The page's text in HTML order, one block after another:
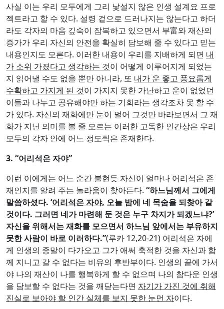
사실 이는 우리 모두에게 그리 낯설지 않은 인생 설계요 프로
젝트라고 할 수 있다. 설령 겉으로 드러나지는 않는다고 하더
라도 각자의 마음 깊숙이 잠복하고 있으면서 부富와 재산의
증가가 우리 자신의 안전을 확실히 담보해 줄 수 있다고 믿는
내용인지도 모른다. 이러한 내용이 우리를 지배하게 되면 내
가 소위 가졌다고 생각하는 것이 어떻게 이루어지게 되었는
지 읽어낼 수도 없을 뿐만 아니라, 또 내가 운 좋고 풍요롭게
수확하고 가지게 된 것이 가지지 못한 가난하고 운이 없었던
이들과 나누고 공유해야만 하는 기회라는 생각조차 못 할 수
가 있다. 자신의 재화에만 눈이 멀어 그것만 바라보면서 그 재
화가 지닌 의미를 볼 줄 모르는 이러한 고독한 인간상은 우리
모두의 각자 안에 어느 정도씩은 존재한다.
3. “어리석은 자야”
이런 이에게는 어느 순간 불현듯 자신이 얼마나 어리석은 존
재인지를 알려 주는 놀라움이 찾아든다. “하느님께서 그에게
말씀하셨다. ‘어리석은 자야, 오늘 밤에 네 목숨을 되찾아 갈
것이다. 그러면 네가 마련해 둔 것은 누구 차지가 되겠느냐?’
자신을 위해서는 재화를 모으면서 하느님 앞에서는 부유하지
못한 사람이 바로 이러하다.”(루카 12,20-21) 어리석은 자에
게 인생의 종말이 다가오고 그가 애써 축적한 것을 자신과 함
께 지니고 갈 수 없다는 비유의 후반부이다. 인생의 끝에 가서
야 나의 재산이 나를 행복하게 할 수 없으며 나의 참다운 인생
을 담보할 수 없다는 것을 깨닫는다면 자기가 가진 것에 취해
진실로 보아야 할 인간 실체를 보지 못한 눈먼 자이다.